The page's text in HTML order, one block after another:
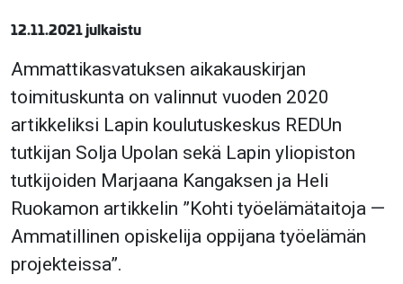
12.11.2021 julkaistu
Ammattikasvatuksen aikakauskirjan
toimituskunta on valinnut vuoden 2020
artikkeliksi Lapin koulutuskeskus REDUn
tutkijan Solja Upolan sekä Lapin yliopiston
tutkijoiden Marjaana Kangaksen ja Heli
Ruokamon artikkelin ”Kohti työelämätaitoja —
Ammatillinen opiskelija oppijana työelämän
projekteissa”.